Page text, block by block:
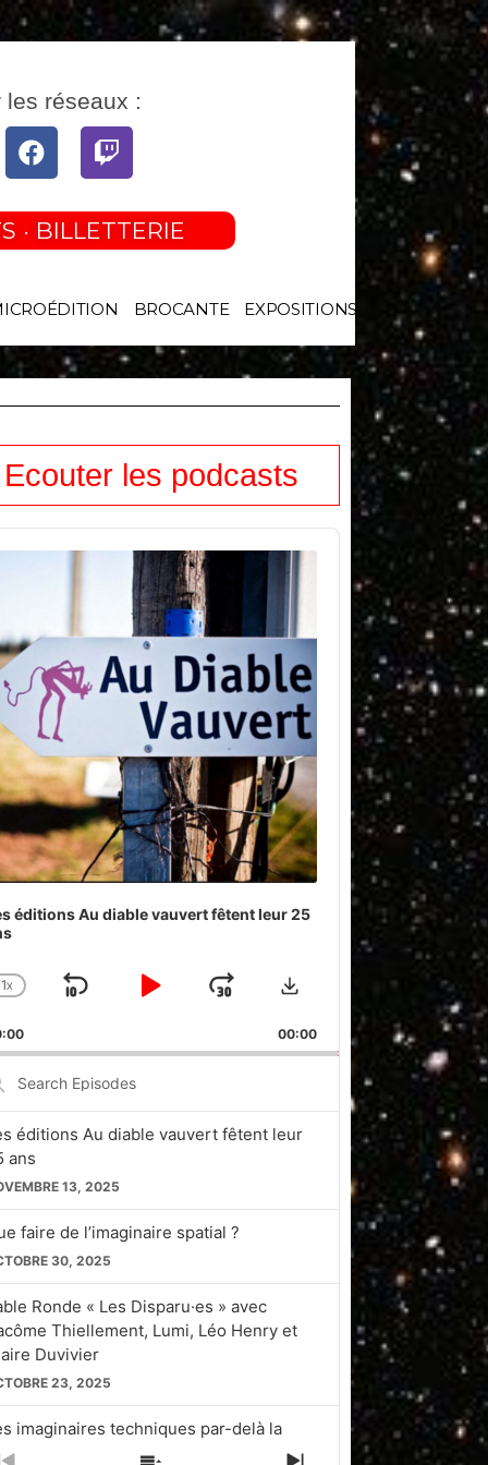
les réseaux :
FacebookTwitch
· BILLETTERIE
BROCANTE EXPOSITIONS
Ecouter les podcasts
éditions Au diable vauvert fêtent leur 25
CHANGE
RATE
1X
SKIP
PLAYJUMP
FORWARD
Download
00:00
éditions Au diable vauvert fêtent leur
ans
13, 2025
faire de l’imaginaire spatial ?
30, 2025
Ronde « Les Disparu·es » avec
Thiellement, Lumi, Léo Henry et
Duvivier
23, 2025
imaginaires techniques par-delà la
Valley